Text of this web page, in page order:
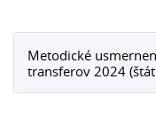
Metodické
transferov 2024